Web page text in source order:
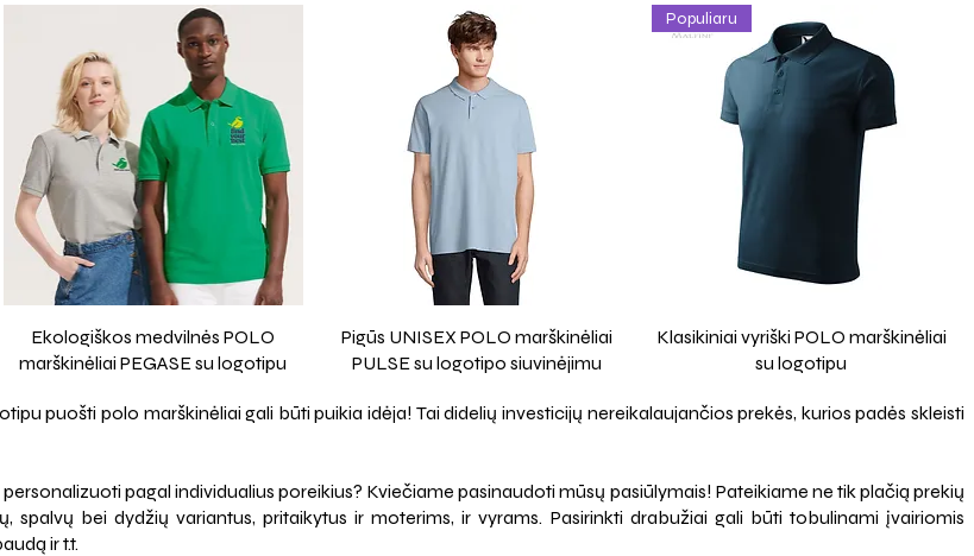
Ekologiškos medvilnės POLO
marškinėliai PEGASE su logotipu
Pigūs UNISEX POLO marškinėliai
PULSE su logotipo siuvinėjimu
Populiaru
Klasikiniai vyriški POLO marškinėliai
su logotipu
puošti polo marškinėliai gali būti puikia idėja! Tai didelių investicijų nereikalaujančios prekės, kurios padės skleisti
pagal individualius poreikius? Kviečiame pasinaudoti mūsų pasiūlymais! Pateikiame ne tik plačią prekių
spalvų bei dydžių variantus, pritaikytus ir moterims, ir vyrams. Pasirinkti drabužiai gali būti tobulinami įvairiomis
ir t.t.